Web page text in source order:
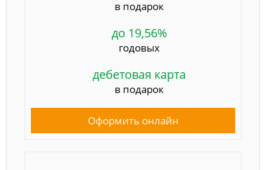
в подарок
до 19,56%
годовых
дебетовая карта
в подарок
Оформить онлайн